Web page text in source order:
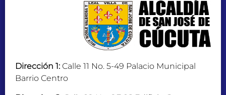
Dirección 1: Calle 11 No. 5-49 Palacio Municipal
Barrio Centro